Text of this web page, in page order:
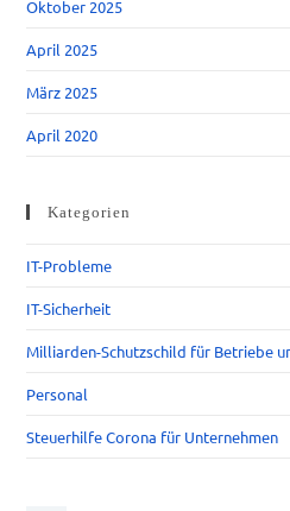
Oktober 2025
April 2025
März 2025
April 2020
Kategorien
IT-Probleme
IT-Sicherheit
Milliarden-Schutzschild für Betriebe
Personal
Steuerhilfe Corona für Unternehmen